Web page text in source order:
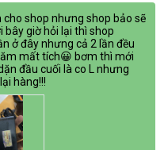
cho shop nhưng shop bảo sẽ
giờ hỏi lại thì shop
ở đây nhưng cả 2 lần đều
mất tích😀 bơm thì mới
đầu cuối là co L nhưng
hàng!!!